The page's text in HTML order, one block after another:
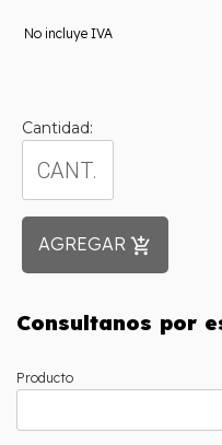
No incluye IVA
Cantidad:
AGREGAR add_shopping_cart
Consultanos por
Producto